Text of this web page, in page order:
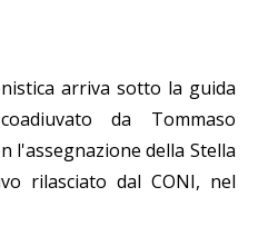
arriva sotto la guida
da Tommaso
l'assegnazione della Stella
rilasciato dal CONI, nel